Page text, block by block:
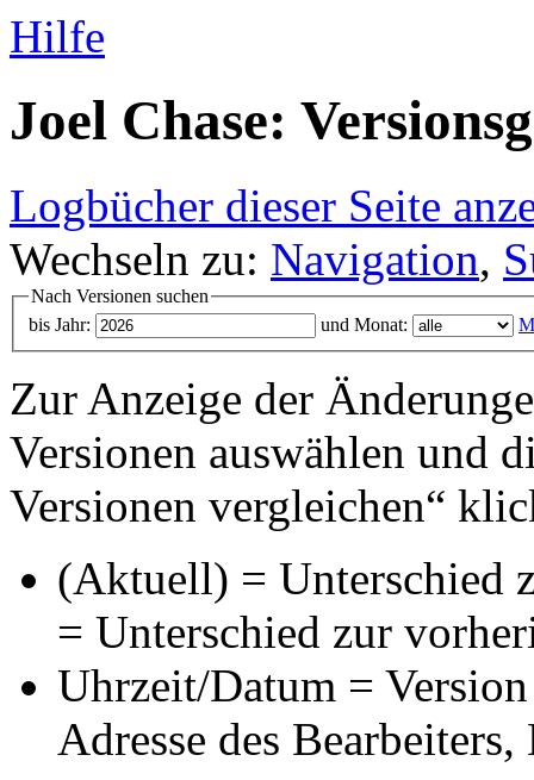
Hilfe
Joel Chase:
Logbücher dieser Seite
Wechseln zu: Navigation,
Nach Versionen suchen
bis Jahr:
und Monat:
Zur Anzeige der
Versionen auswählen und
Versionen vergleichen“
(Aktuell) = Unterschied
= Unterschied zur
Uhrzeit/Datum =
Adresse des